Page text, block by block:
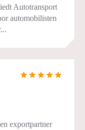
Autotransport
automobilisten
exportpartner